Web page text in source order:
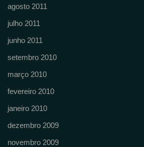
agosto 2011
julho 2011
junho 2011
setembro 2010
março 2010
fevereiro 2010
janeiro 2010
dezembro 2009
novembro 2009